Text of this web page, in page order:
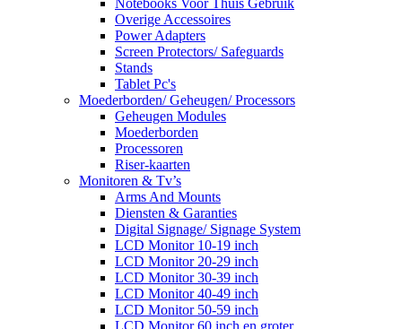
Overige Accessoires
Power Adapters
Screen Protectors/ Safeguards
Stands
Tablet Pc's
Moederborden/ Geheugen/ Processors
Geheugen Modules
Moederborden
Processoren
Riser-kaarten
Monitoren & Tv’s
Arms And Mounts
Diensten & Garanties
Digital Signage/ Signage System
LCD Monitor 10-19 inch
LCD Monitor 20-29 inch
LCD Monitor 30-39 inch
LCD Monitor 40-49 inch
LCD Monitor 50-59 inch
LCD Monitor 60 inch en groter